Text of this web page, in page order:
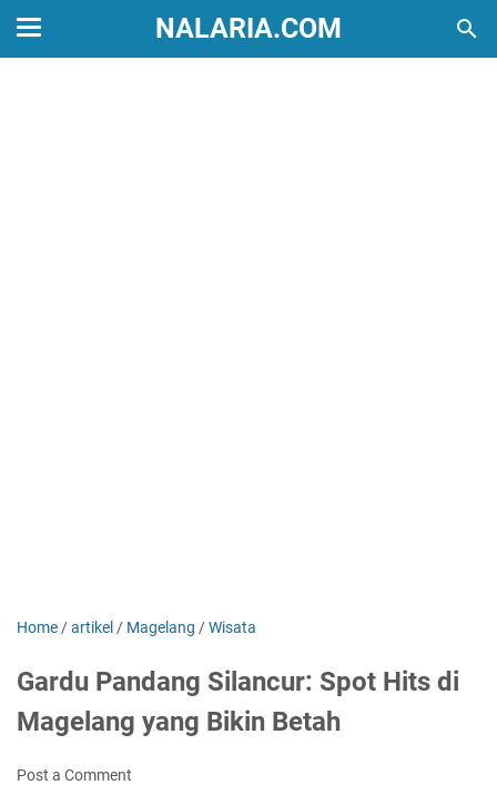
NALARIA.COM
Home /artikel / Magelang /Wisata
Gardu Pandang Silancur: Spot Hits di
Magelang yang Bikin Betah
Post a Comment